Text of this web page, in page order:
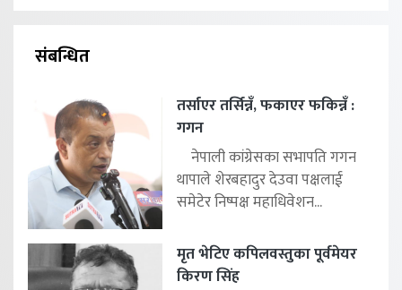
संबन्धित
तर्साएर तर्सिन्नँ, फकाएर फकिन्नँ :
गगन
नेपाली कांग्रेसका सभापति गगन
थापाले शेरबहादुर देउवा पक्षलाई
समेटेर निष्पक्ष महाधिवेशन...
मृत भेटिए कपिलवस्तुका पूर्वमेयर
किरण सिंह